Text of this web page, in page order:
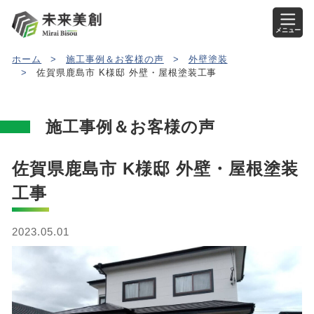
メニュー
ホーム > 施工事例＆お客様の声 >
外壁塗装
>
佐賀県鹿島市 K様邸 外壁・屋根塗装工事
施工事例＆お客様の声
佐賀県鹿島市 K様邸 外壁・屋根塗装
工事
2023.05.01